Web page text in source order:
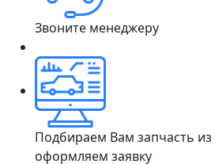
Звоните менеджеру
Подбираем Вам запчасть
оформляем заявку